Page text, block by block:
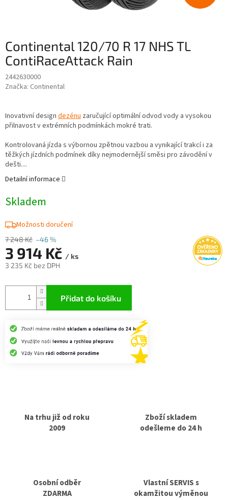
Continental 120/70 R 17 NHS TL
ContiRaceAttack Rain
2442630000
Značka: Continental
7 248 Kč –46 %
3 914 Kč / ks
3 235 Kč bez DPH
Skladem
Možnosti doručení
Přidat do košíku
Inovativní design dezénu zaručující optimální odvod vody a vysokou
přilnavost v extrémních podmínkách mokré trati.
Kontrolovaná jízda s výbornou zpětnou vazbou a vynikající trakcí i za
těžkých jízdních podmínek díky nejmodernější směsi pro závodění v
dešti....
Detailní informace
Na trhu již od roku
2009
Zboží skladem
odešleme do 24 h
Osobní odběr
ZDARMA
Vlastní SERVIS s
okamžitou výměnou